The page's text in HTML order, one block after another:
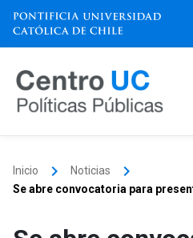
Inicio keyboard_arrow_right Noticias keyboard_arrow_right
Se abre convocatoria para